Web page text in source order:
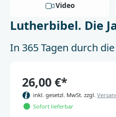
Video
Lutherbibel. Die
In 365 Tagen durch
26,00 €*
inkl. gesetzl. MwSt. zzgl.
Sofort lieferbar